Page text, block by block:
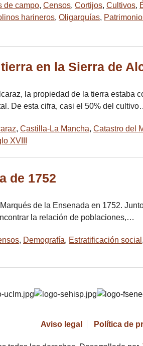
de campo, Censos, Cortijos, Cultivos,
harineros, Oligarquías,
en la Sierra de
la propiedad de la tierra
De esta cifra, casi el 50% del
, Castilla-La Mancha, Catastro del
XVIII
de 1752
de la Ensenada en 1752.
la relación de poblaciones,…
, Demografía, Estratificación social ,
Aviso legal Política de